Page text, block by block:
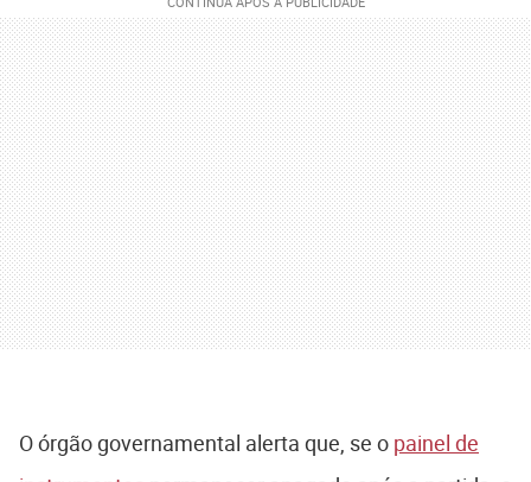
O órgão governamental alerta que, se o painel de